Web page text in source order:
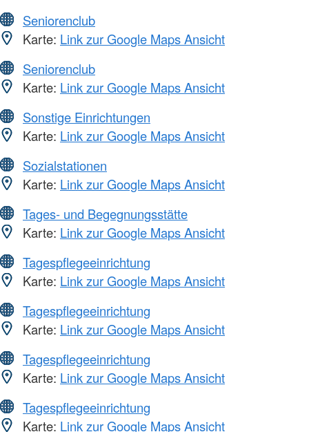
Seniorenclub
Karte: Link zur Google Maps Ansicht
Seniorenclub
Karte: Link zur Google Maps Ansicht
Sonstige Einrichtungen
Karte: Link zur Google Maps Ansicht
Sozialstationen
Karte: Link zur Google Maps Ansicht
Tages- und Begegnungsstätte
Karte: Link zur Google Maps Ansicht
Tagespflegeeinrichtung
Karte: Link zur Google Maps Ansicht
Tagespflegeeinrichtung
Karte: Link zur Google Maps Ansicht
Tagespflegeeinrichtung
Karte: Link zur Google Maps Ansicht
Tagespflegeeinrichtung
Karte: Link zur Google Maps Ansicht